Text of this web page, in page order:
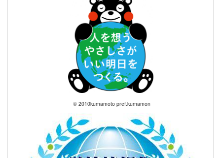
© 2010kumamoto pref.kumamon